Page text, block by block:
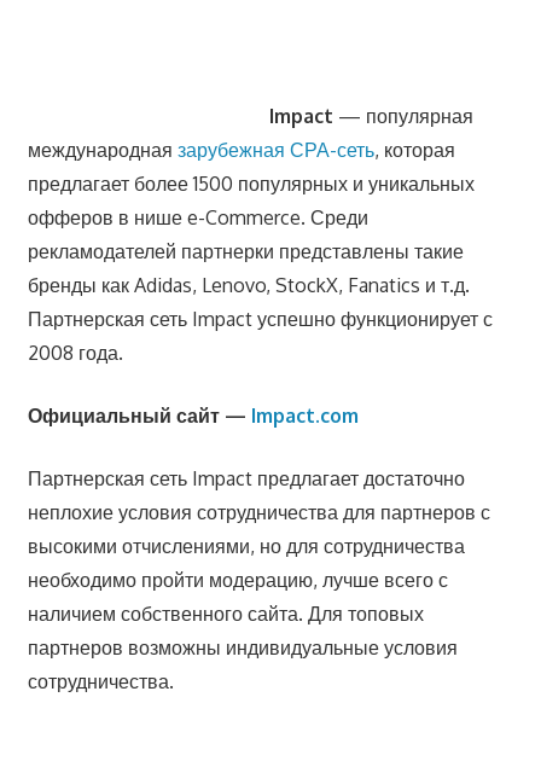
Impact — популярная
международная зарубежная СРА-сеть, которая
предлагает более 1500 популярных и уникальных
офферов в нише e-Commerce. Среди
рекламодателей партнерки представлены такие
бренды как Adidas, Lenovo, StockX, Fanatics и т.д.
Партнерская сеть Impact успешно функционирует с
2008 года.
Официальный сайт — Impact.com
Партнерская сеть Impact предлагает достаточно
неплохие условия сотрудничества для партнеров с
высокими отчислениями, но для сотрудничества
необходимо пройти модерацию, лучше всего с
наличием собственного сайта. Для топовых
партнеров возможны индивидуальные условия
сотрудничества.